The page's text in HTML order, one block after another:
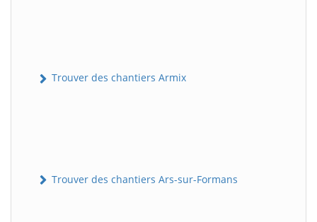
Trouver des chantiers Armix
Trouver des chantiers Ars-sur-Formans